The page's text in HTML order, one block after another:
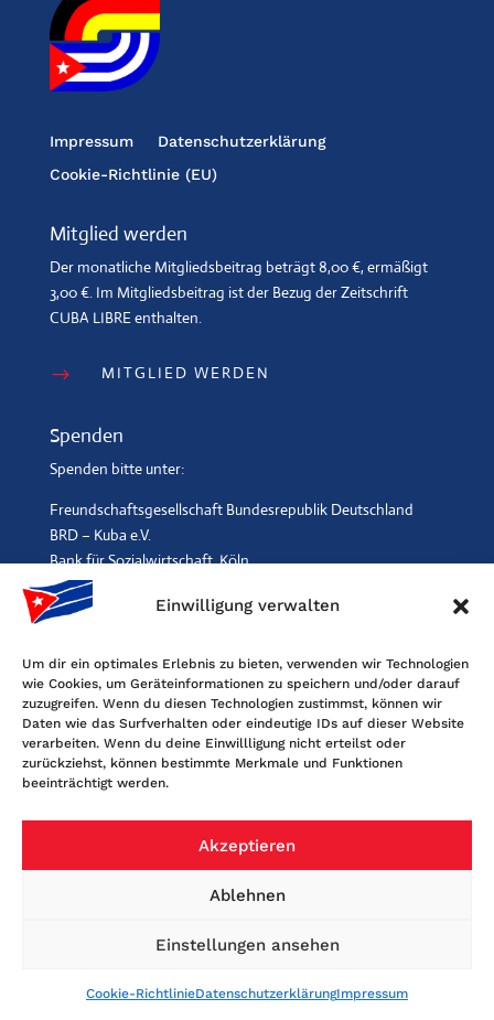
Einwilligung verwalten
Um dir ein optimales Erlebnis zu bieten, verwenden wir Technologien
wie Cookies, um Geräteinformationen zu speichern und/oder darauf
zuzugreifen. Wenn du diesen Technologien zustimmst, können wir
Daten wie das Surfverhalten oder eindeutige IDs auf dieser Website
verarbeiten. Wenn du deine Einwillligung nicht erteilst oder
zurückziehst, können bestimmte Merkmale und Funktionen
beeinträchtigt werden.
Akzeptieren
Ablehnen
Einstellungen ansehen
Cookie-RichtlinieDatenschutzerklärungImpressum
Impressum
Datenschutzerklärung
Cookie-Richtlinie (EU)
Mitglied werden
Der monatliche Mitgliedsbeitrag beträgt 8,00 €, ermäßigt
3,00 €. Im Mitgliedsbeitrag ist der Bezug der Zeitschrift
CUBA LIBRE enthalten.
$ MITGLIED WERDEN
Spenden
Spenden bitte unter:
Freundschaftsgesellschaft Bundesrepublik Deutschland
BRD – Kuba e.V.
Bank für Sozialwirtschaft, Köln
IBAN: DE96 3702 0500 0001 2369 00, BIC: BFSWDE33XXX
Kontakt
Freundschaftsgesellschaft BRD-Kuba
Maybachstr. 159, 50670 Köln
E-Mail: info@fgbrdkuba.de